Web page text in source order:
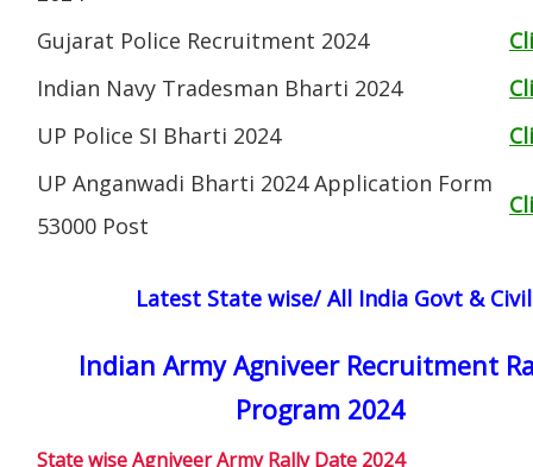
Gujarat Police Recruitment 2024
Indian Navy Tradesman Bharti 2024
UP Police SI Bharti 2024
UP Anganwadi Bharti 2024 Application Form
53000 Post
Latest State wise/ All India Govt &
Indian Army Agniveer Recruitment
Program 2024
State wise Agniveer Army Rally Date 2024